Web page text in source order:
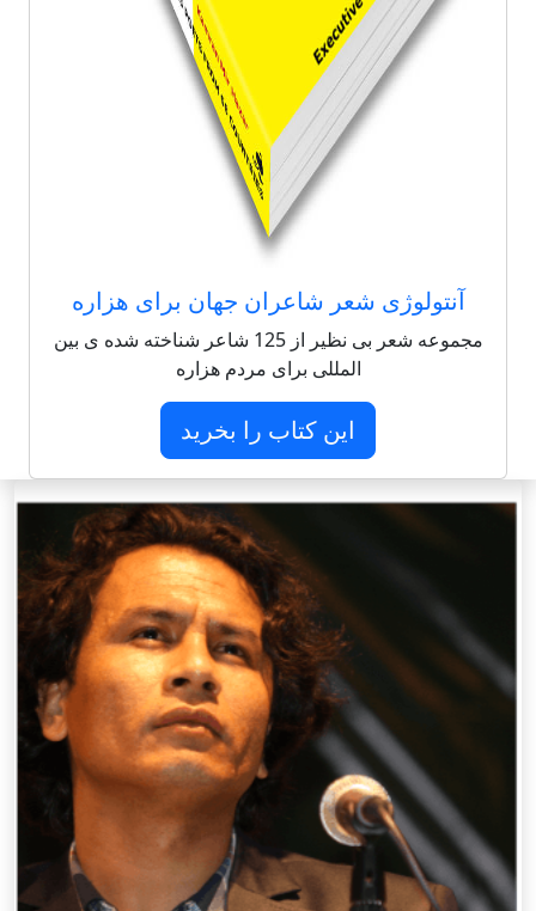
آنتولوژی شعر شاعران جهان برای هزاره
مجموعه شعر بی نظیر از 125 شاعر شناخته شده ی بین
المللی برای مردم هزاره
این کتاب را بخرید